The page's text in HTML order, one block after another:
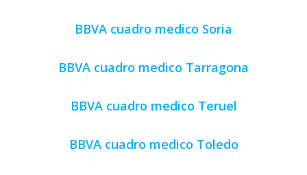
BBVA cuadro medico Soria
BBVA cuadro medico Tarragona
BBVA cuadro medico Teruel
BBVA cuadro medico Toledo